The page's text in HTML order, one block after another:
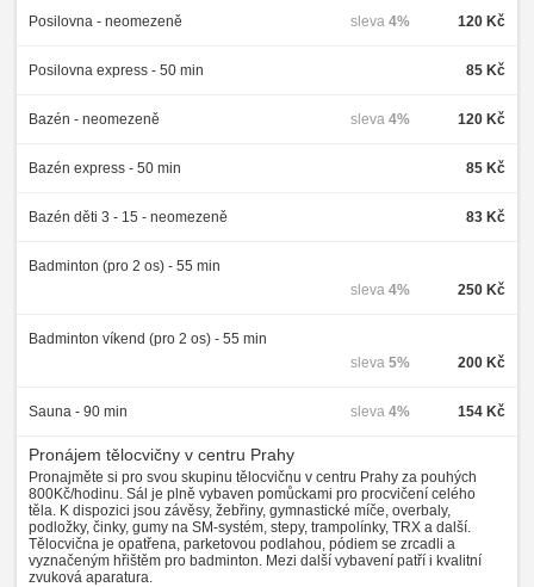
Posilovna - neomezeně 120 Kč
sleva 4%
Posilovna express - 50 min 85 Kč
Bazén - neomezeně 120 Kč
sleva 4%
Bazén express - 50 min 85 Kč
Bazén děti 3 - 15 - neomezeně 83 Kč
Badminton (pro 2 os) - 55 min
250 Kč
sleva 4%
Badminton víkend (pro 2 os) - 55 min
200 Kč
sleva 5%
Sauna - 90 min 154 Kč
sleva 4%
Pronájem tělocvičny v centru Prahy
Pronajměte si pro svou skupinu tělocvičnu v centru Prahy za pouhých
800Kč/hodinu. Sál je plně vybaven pomůckami pro procvičení celého
těla. K dispozici jsou závěsy, žebřiny, gymnastické míče, overbaly,
podložky, činky, gumy na SM-systém, stepy, trampolínky, TRX a další.
Tělocvična je opatřena, parketovou podlahou, pódiem se zrcadli a
vyznačeným hřištěm pro badminton. Mezi další vybavení patří i kvalitní
zvuková aparatura.